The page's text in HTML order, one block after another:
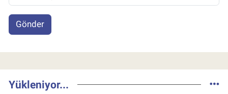
Gönder
Yükleniyor...